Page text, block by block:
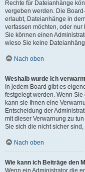
Rechte für Dateianhänge
vergeben werden. Die
erlaubt, Dateianhänge in
verfassen möchten, oder
Sie können einen
wieso Sie keine
Nach oben
Weshalb wurde ich
In jedem Board gibt es
festgelegt werden. Wenn
kann sie Ihnen eine
Entscheidung der
mit dieser Verwarnung zu
Sie sich die nicht sicher
Nach oben
Wie kann ich Beiträge den
Wenn ein Administrator die